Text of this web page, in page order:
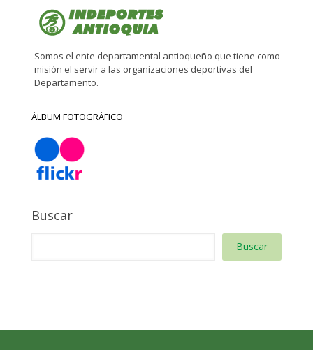
Somos el ente departamental antioqueño que tiene como
misión el servir a las organizaciones deportivas del
Departamento.
ÁLBUM FOTOGRÁFICO
Buscar
Buscar